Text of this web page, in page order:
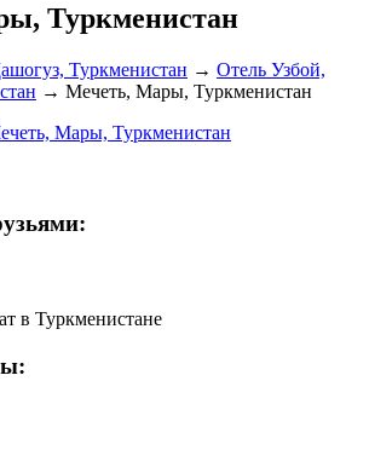
Туркменистан
Туркменистан → Отель Узбой,
→ Мечеть, Мары, Туркменистан